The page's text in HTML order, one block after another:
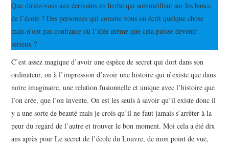
Que diriez-vous aux écrivains en herbe qui sommeillent sur les bancs
de l’école ? Des personnes qui comme vous on écrit quelque chose
mais n’ont pas confiance ou l’idée même que cela puisse devenir
sérieux ?
C’est assez magique d’avoir une espèce de secret qui dort dans son
ordinateur, on à l’impression d’avoir une histoire qui n’existe que dans
notre imaginaire, une relation fusionnelle et unique avec l’histoire que
l’on crée, que l’on invente. On est les seuls à savoir qu’il existe donc il
y a une sorte de beauté mais je crois qu’il ne faut jamais s’arrêter à la
peur du regard de l’autre et trouver le bon moment. Moi cela a été dix
ans après pour Le secret de l’école du Louvre, de mon point de vue,